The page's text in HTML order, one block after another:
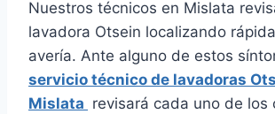
Nuestros técnicos en Mislata
lavadora Otsein localizando
avería. Ante alguno de estos
servicio técnico de lavadoras
Mislata revisará cada uno de los